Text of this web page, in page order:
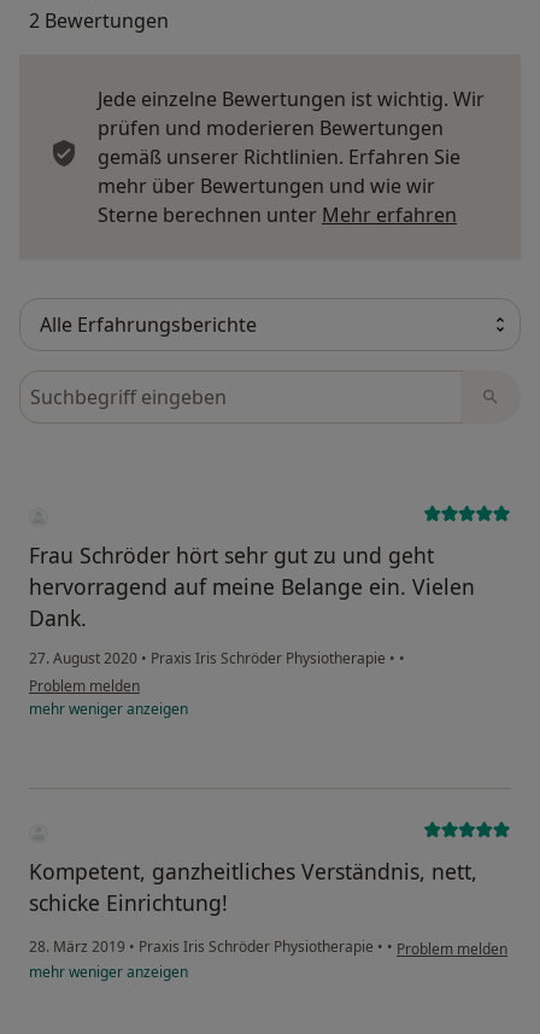
2 Bewertungen
Jede einzelne Bewertungen ist wichtig. Wir
prüfen und moderieren Bewertungen
gemäß unserer Richtlinien. Erfahren Sie
mehr über Bewertungen und wie wir
Sterne berechnen unter Mehr erfahren
Bewertungen durchsuchen
Frau Schröder hört sehr gut zu und geht
hervorragend auf meine Belange ein. Vielen
Dank.
27. August 2020 • Praxis Iris Schröder Physiotherapie • •
Problem melden
mehrwenigeranzeigen
Kompetent, ganzheitliches Verständnis, nett,
schicke Einrichtung!
28. März 2019 • Praxis Iris Schröder Physiotherapie • • Problem melden
mehrwenigeranzeigen